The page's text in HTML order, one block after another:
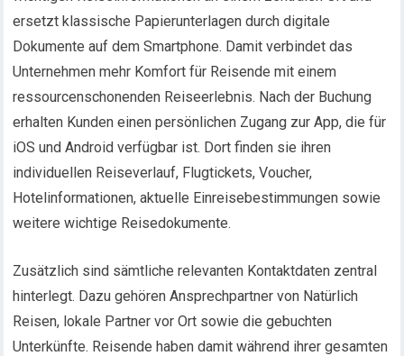
ersetzt klassische Papierunterlagen durch digitale
Dokumente auf dem Smartphone. Damit verbindet das
Unternehmen mehr Komfort für Reisende mit einem
ressourcenschonenden Reiseerlebnis. Nach der Buchung
erhalten Kunden einen persönlichen Zugang zur App, die für
iOS und Android verfügbar ist. Dort finden sie ihren
individuellen Reiseverlauf, Flugtickets, Voucher,
Hotelinformationen, aktuelle Einreisebestimmungen sowie
weitere wichtige Reisedokumente.
Zusätzlich sind sämtliche relevanten Kontaktdaten zentral
hinterlegt. Dazu gehören Ansprechpartner von Natürlich
Reisen, lokale Partner vor Ort sowie die gebuchten
Unterkünfte. Reisende haben damit während ihrer gesamten